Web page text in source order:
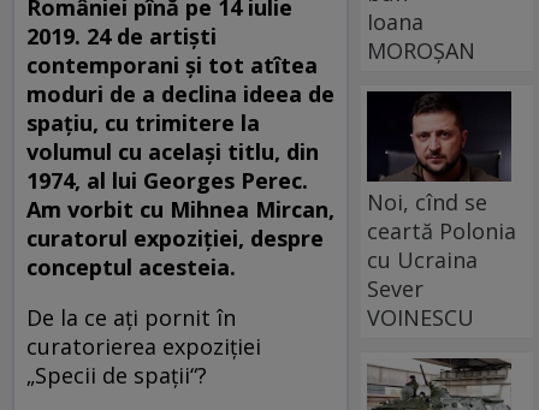
României pînă pe 14 iulie
2019. 24 de artiști
contemporani și tot atîtea
moduri de a declina ideea de
spațiu, cu trimitere la
volumul cu același titlu, din
1974, al lui Georges Perec.
Am vorbit cu Mihnea Mircan,
curatorul expoziției, despre
conceptul acesteia.
De la ce ați pornit în
curatorierea expoziției
„Specii de spații“?
Ioana
MOROȘAN
Noi, cînd se
ceartă Polonia
cu Ucraina
Sever
VOINESCU